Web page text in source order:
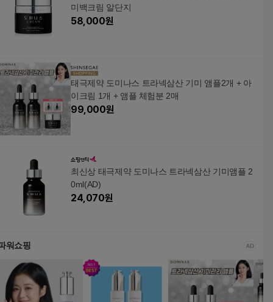
미백크림 알단지
58,000원
태극제약 도미나스 트라넥삼산 기미 앰플2개 + 아
이크림 1개 + 앰플 체험분 2매
99,000원
최신상 태극제약 도미나스 트라넥삼산 기미앰플 2
0ml(AD)
24,070원
워쇼핑